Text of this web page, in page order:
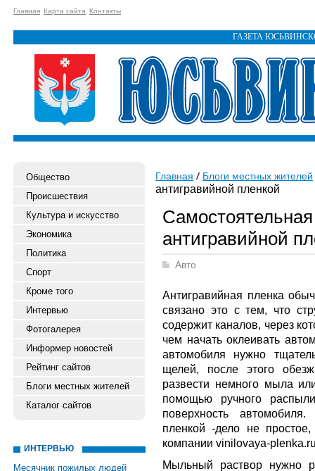
Главная Карта сайта Контакты
ГАЗЕТА
Общество
Происшествия
Культура и искусство
Экономика
Политика
Спорт
Кроме того
Интервью
Фотогалерея
Информер новостей
Рейтинг сайтов
Блоги местных жителей
Каталог сайтов
ИНТЕРВЬЮ
Месячник пожилых людей
Главная Блоги местных жителей
антигравийной пленкой
антигравийной
Авто
Антигравийная пленка
связано это с тем, что
содержит каналов, через
чем начать оклеивать
автомобиля нужно
щелей, после этого
развести немного мыла
помощью ручного
поверхность
пленкой -дело не
компании vinilovaya-
Мыльный раствор нужно